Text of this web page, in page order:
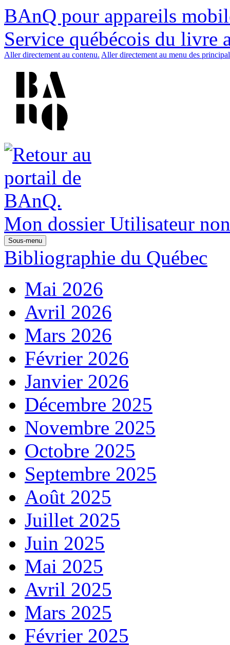
BAnQ pour appareils
Service québécois du livre
Aller directement au contenu. Aller directement au menu des
Mon dossier Utilisateur
Sous-menu
Bibliographie du Québec
Mai 2026
Avril 2026
Mars 2026
Février 2026
Janvier 2026
Décembre 2025
Novembre 2025
Octobre 2025
Septembre 2025
Août 2025
Juillet 2025
Juin 2025
Mai 2025
Avril 2025
Mars 2025
Février 2025